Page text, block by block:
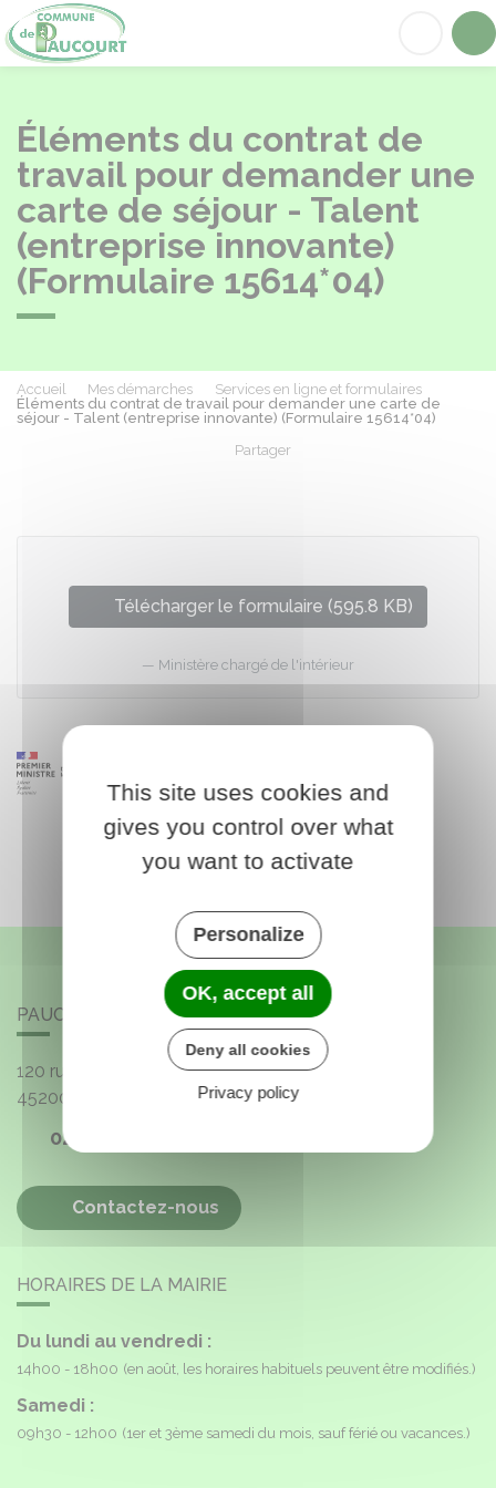
Éléments du contrat de
travail pour demander une
carte de séjour - Talent
(entreprise innovante)
(Formulaire 15614*04)
Accueil Mes démarches
Services en ligne et formulaires
Éléments du contrat de travail pour demander une carte de
séjour - Talent (entreprise innovante) (Formulaire 15614*04)
Partager
Télécharger le formulaire (595.8 KB)
Ministère chargé de l'intérieur
PAUCOURT
120 rue de l'Église
45200
02 38 85 40 16
Contactez-nous
HORAIRES DE LA MAIRIE
Du lundi au vendredi :
14h00 - 18h00 (en août, les horaires habituels peuvent être modifiés.)
Samedi :
09h30 - 12h00 (1er et 3ème samedi du mois, sauf férié ou vacances.)
This site uses cookies and
gives you control over what
you want to activate
Personalize
OK, accept all
Deny all cookies
Privacy policy